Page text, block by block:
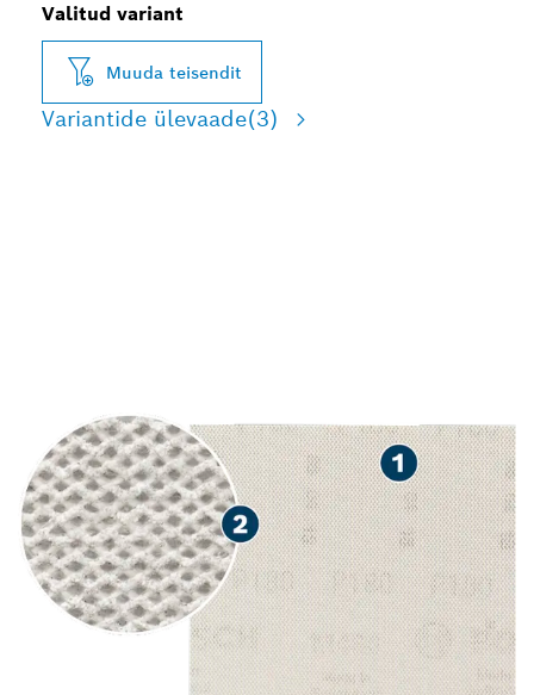
Valitud variant
Muuda teisendit
Variantide ülevaade(3)